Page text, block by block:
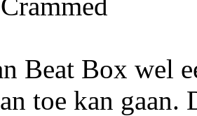
Beat Box wel
toe kan gaan.